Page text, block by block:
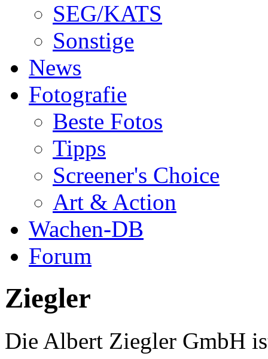
SEG/KATS
Sonstige
News
Fotografie
Beste Fotos
Tipps
Screener's Choice
Art & Action
Wachen-DB
Forum
Ziegler
Die Albert Ziegler GmbH